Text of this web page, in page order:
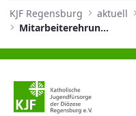
KJF Regensburg aktuell
Mitarbeiterehrung im Bildungszentrum St. Wolfgang